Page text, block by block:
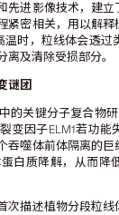
先进影像技术，建立
紧密相关，用以解释
时，粒线体会透过
离及清除受损部分。
谜团
的关键分子复合物
变因子ELM1若功能
吞噬体前体隔离的巨
白质降解，从而降
次描述植物分段粒线